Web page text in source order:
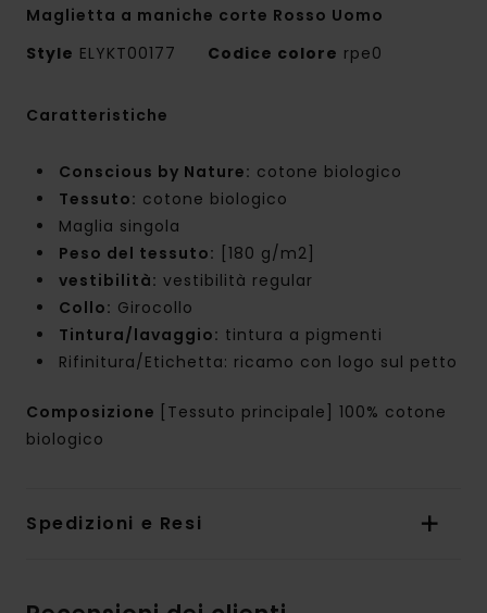
Maglietta a maniche corte Rosso Uomo
Style ELYKT00177 Codice colore rpe0
Caratteristiche
Conscious by Nature: cotone biologico
Tessuto: cotone biologico
Maglia singola
Peso del tessuto: [180 g/m2]
vestibilità: vestibilità regular
Collo: Girocollo
Tintura/lavaggio: tintura a pigmenti
Rifinitura/Etichetta: ricamo con logo sul petto
Composizione
[Tessuto principale] 100% cotone
biologico
Spedizioni e Resi